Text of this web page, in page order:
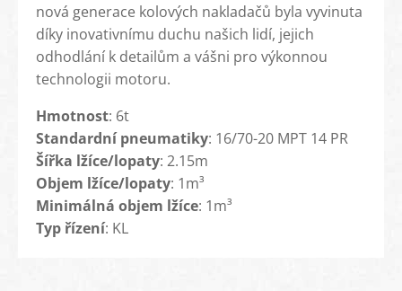
nová generace kolových nakladačů byla vyvinuta
díky inovativnímu duchu našich lidí, jejich
odhodlání k detailům a vášni pro výkonnou
technologii motoru.
Hmotnost: 6t
Standardní pneumatiky: 16/70-20 MPT 14 PR
Šířka lžíce/lopaty: 2.15m
Objem lžíce/lopaty: 1m³
Minimálná objem lžíce: 1m³
Typ řízení: KL